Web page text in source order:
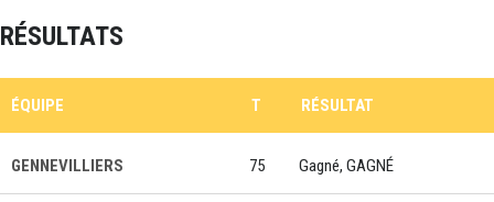
RÉSULTATS
ÉQUIPE T RÉSULTAT
GENNEVILLIERS 75 Gagné, GAGNÉ